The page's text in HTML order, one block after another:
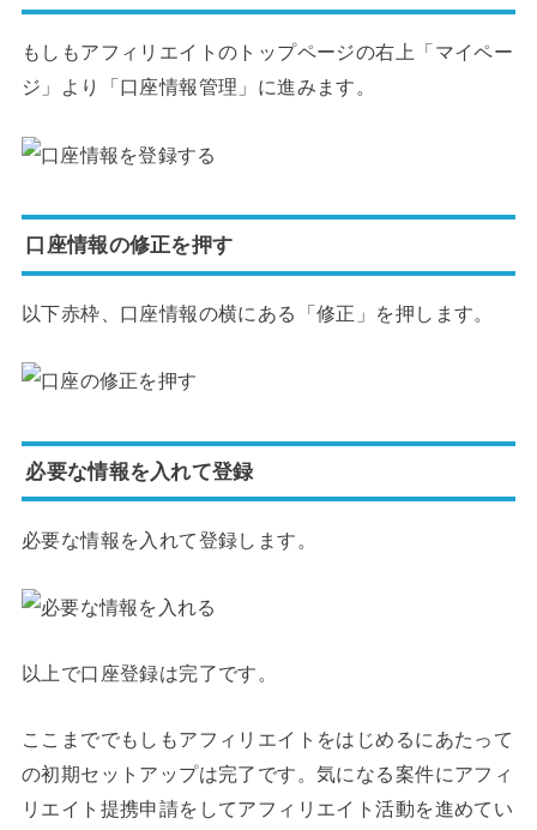
もしもアフィリエイトのトップページの右上「マイペー
ジ」より「口座情報管理」に進みます。
口座情報の修正を押す
以下赤枠、口座情報の横にある「修正」を押します。
必要な情報を入れて登録
必要な情報を入れて登録します。
以上で口座登録は完了です。
ここまででもしもアフィリエイトをはじめるにあたって
の初期セットアップは完了です。気になる案件にアフィ
リエイト提携申請をしてアフィリエイト活動を進めてい